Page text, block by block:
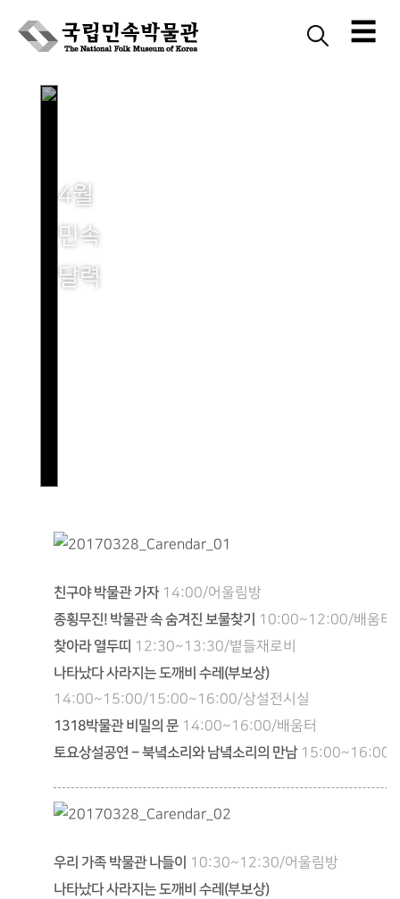
☰
Skip
4월
민속
달력
친구야 박물관 가자 14:00/어울림방
종횡무진! 박물관 속 숨겨진 보물찾기 10:00~12:00/배움터
찾아라 열두띠 12:30~13:30/볕들재로비
나타났다 사라지는 도깨비 수레(부보상)
14:00~15:00/15:00~16:00/상설전시실
1318박물관 비밀의 문 14:00~16:00/배움터
토요상설공연 – 북녘소리와 남녘소리의 만남 15:00~16:00/
우리 가족 박물관 나들이 10:30~12:30/어울림방
나타났다 사라지는 도깨비 수레(부보상)